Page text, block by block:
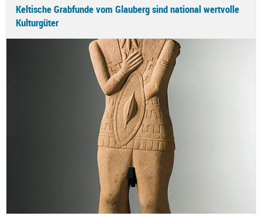
Keltische Grabfunde vom Glauberg sind national wertvolle
Kulturgüter